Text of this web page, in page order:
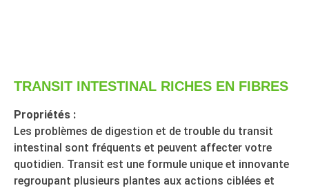
TRANSIT INTESTINAL RICHES EN FIBRES
Propriétés :
Les problèmes de digestion et de trouble du transit
intestinal sont fréquents et peuvent affecter votre
quotidien. Transit est une formule unique et innovante
regroupant plusieurs plantes aux actions ciblées et